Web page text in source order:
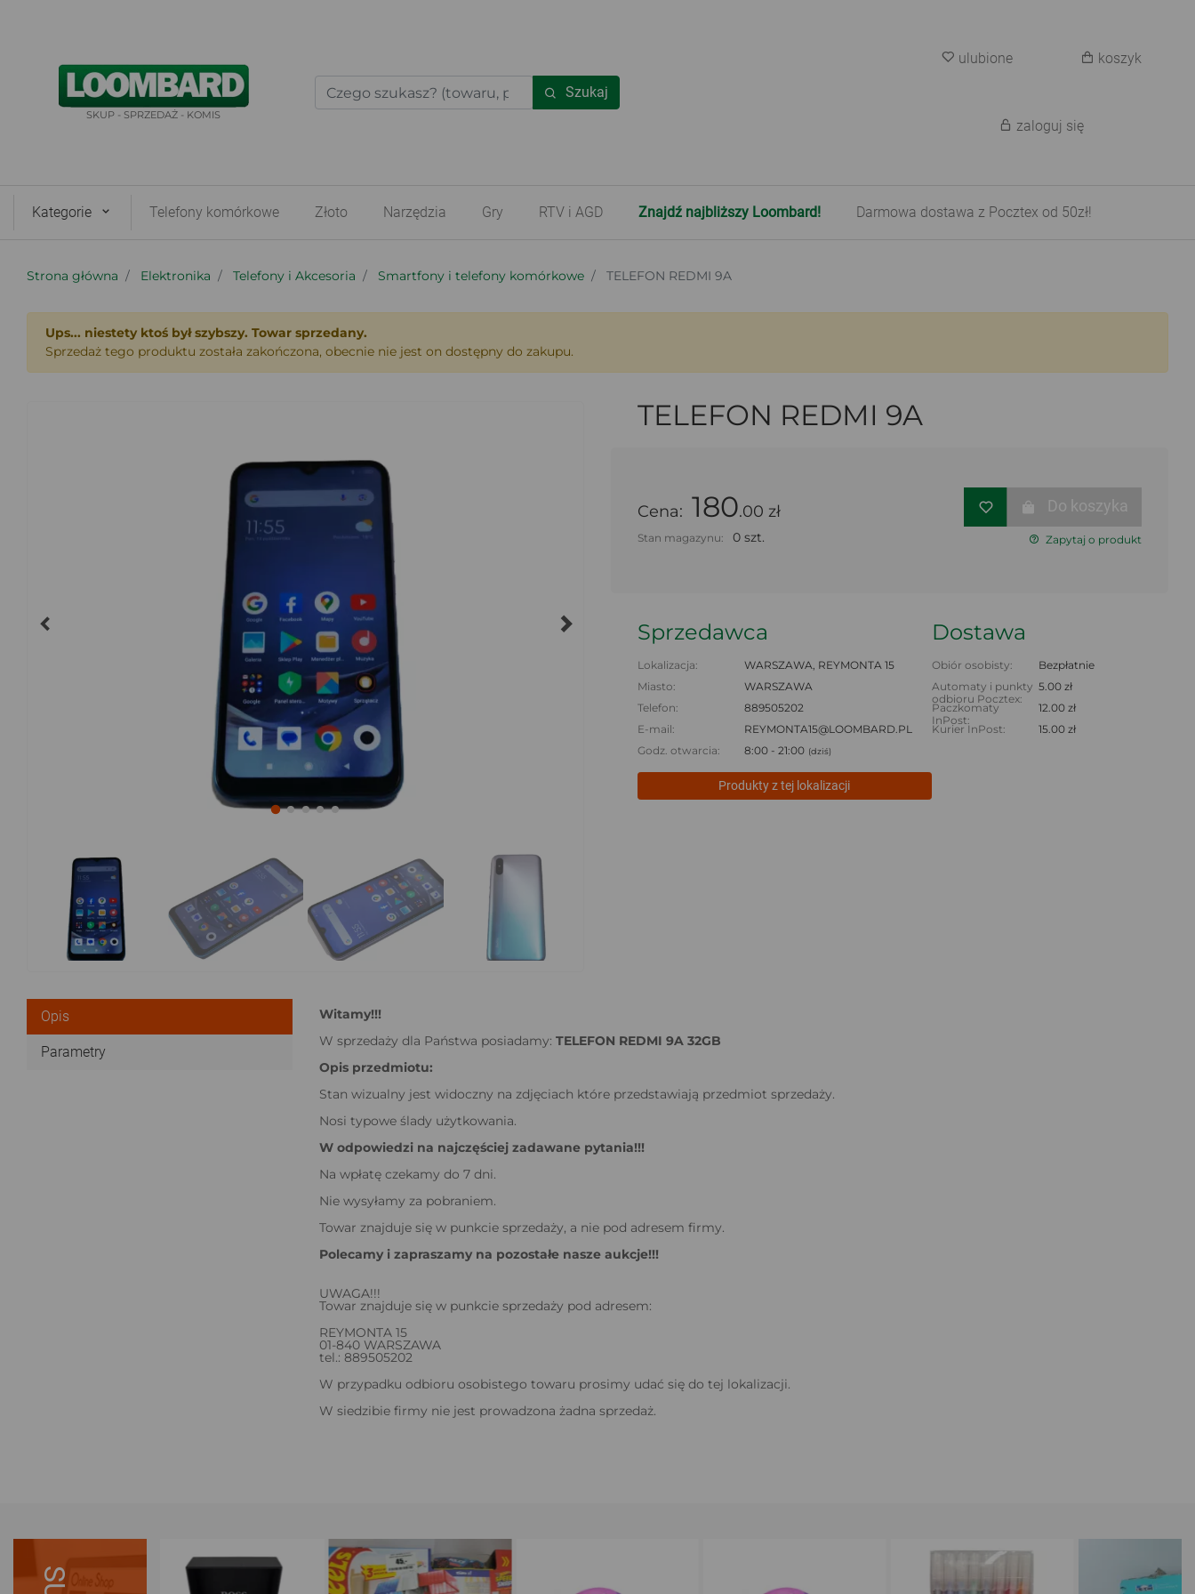
SKUP - SPRZEDAŻ - KOMIS
Szukaj
ulubione koszyk
zaloguj się
Kategorie Telefony komórkowe Złoto Narzędzia Gry RTV i AGD Znajdź najbliższy Loombard! Darmowa dostawa z Pocztex od 50zł!
Strona główna Elektronika Telefony i Akcesoria Smartfony i telefony komórkowe TELEFON REDMI 9A
Ups... niestety ktoś był szybszy. Towar sprzedany.
Sprzedaż tego produktu została zakończona, obecnie nie jest on dostępny do zakupu.
TELEFON REDMI 9A
Cena: 180.00 zł
Stan magazynu: 0 szt.
Do koszyka
Zapytaj o produkt
Sprzedawca
Lokalizacja:
WARSZAWA, REYMONTA 15
Miasto:
WARSZAWA
Telefon:
889505202
E-mail:
REYMONTA15@LOOMBARD.PL
Godz. otwarcia:
8:00 - 21:00 (dziś)
Produkty z tej lokalizacji
Dostawa
Obiór osobisty:
Bezpłatnie
Automaty i punkty
odbioru Pocztex:
5.00 zł
Paczkomaty
InPost:
12.00 zł
Kurier InPost:
15.00 zł
Opis
Parametry
Witamy!!!
W sprzedaży dla Państwa posiadamy: TELEFON REDMI 9A 32GB
Opis przedmiotu:
Stan wizualny jest widoczny na zdjęciach które przedstawiają przedmiot sprzedaży.
Nosi typowe ślady użytkowania.
W odpowiedzi na najczęściej zadawane pytania!!!
Na wpłatę czekamy do 7 dni.
Nie wysyłamy za pobraniem.
Towar znajduje się w punkcie sprzedaży, a nie pod adresem firmy.
Polecamy i zapraszamy na pozostałe nasze aukcje!!!
UWAGA!!!
Towar znajduje się w punkcie sprzedaży pod adresem:
REYMONTA 15
01-840 WARSZAWA
tel.: 889505202
W przypadku odbioru osobistego towaru prosimy udać się do tej lokalizacji.
W siedzibie firmy nie jest prowadzona żadna sprzedaż.